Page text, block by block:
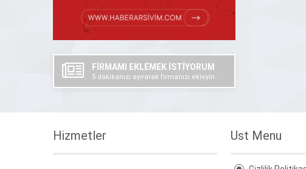
FİRMAMI EKLEMEK İSTİYORUM
5 dakikanızı ayırarak firmanızı ekleyin..
Hizmetler Ust Menu